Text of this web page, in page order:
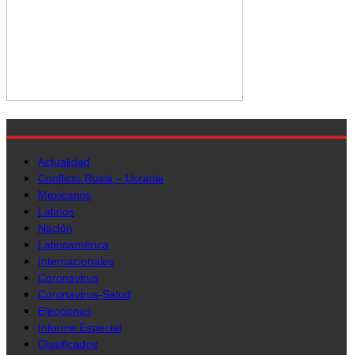
Actualidad
Conflicto Rusia – Ucrania
Mexicanos
Latinos
Nación
Latinoamérica
Internacionales
Coronavirus
Coronavirus-Salud
Elecciones
Informe Especial
Clasificados